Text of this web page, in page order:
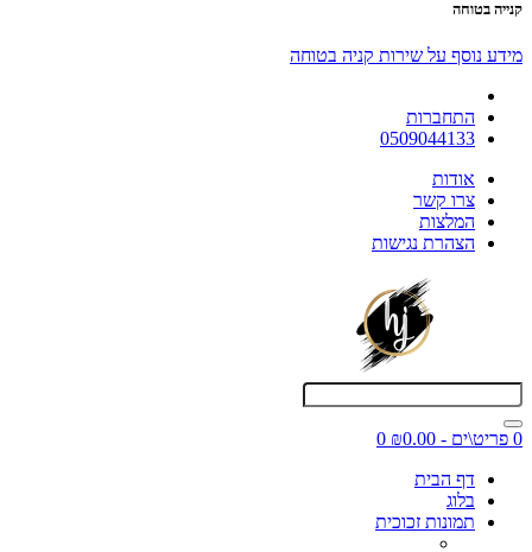
קנייה בטוחה
מידע נוסף על שירות קניה בטוחה
התחברות
0509044133
אודות
צרו קשר
המלצות
הצהרת נגישות
0 פריט\ים - ₪0.00
0
דף הבית
בלוג
תמונות זכוכית